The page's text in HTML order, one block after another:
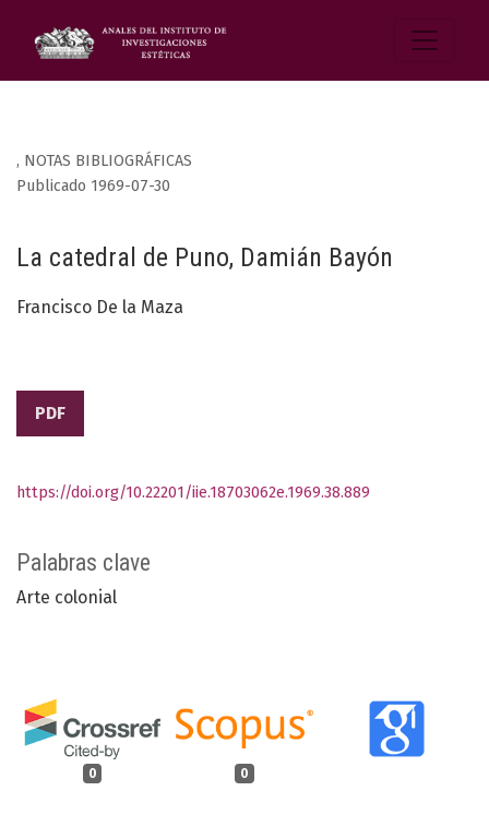
, NOTAS BIBLIOGRÁFICAS
La catedral de Puno, Damián Bayón
Publicado 1969-07-30
Francisco De la Maza
PDF
Palabras clave
Arte colonial
0 0
https://doi.org/10.22201/iie.18703062e.1969.38.889